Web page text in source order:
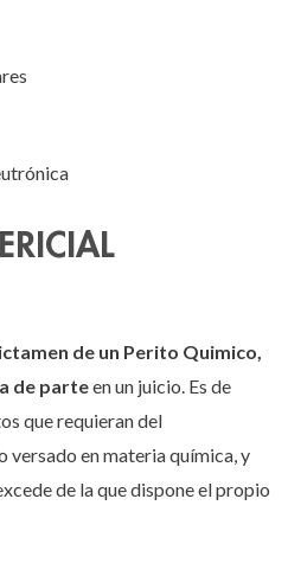
de un Perito Quimico,
de parteen un juicio. Es de
que requieran del
versado en materia química, y
de la que dispone el propio